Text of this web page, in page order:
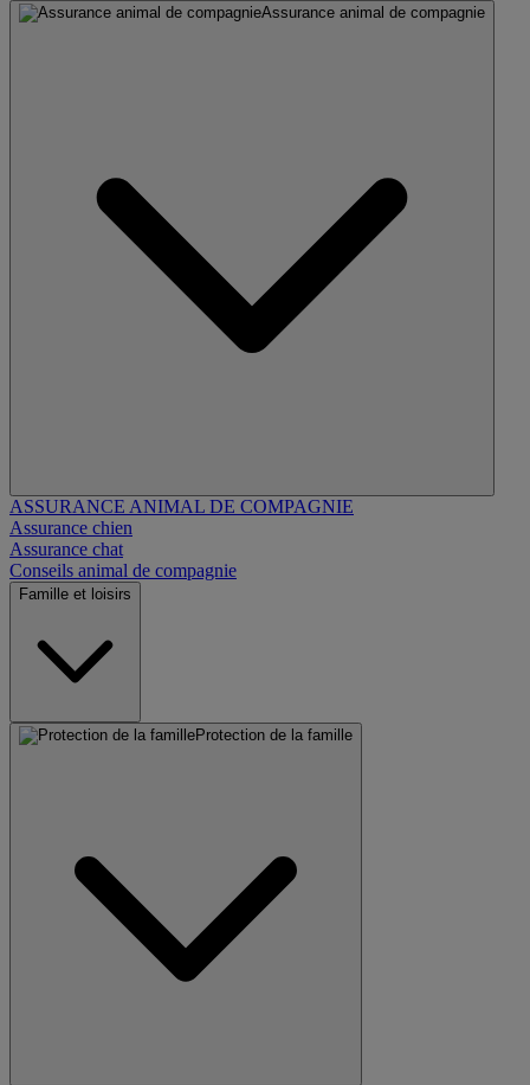
Assurance animal de compagnie
ASSURANCE ANIMAL DE COMPAGNIE
Assurance chien
Assurance chat
Conseils animal de compagnie
Famille et loisirs
Protection de la famille